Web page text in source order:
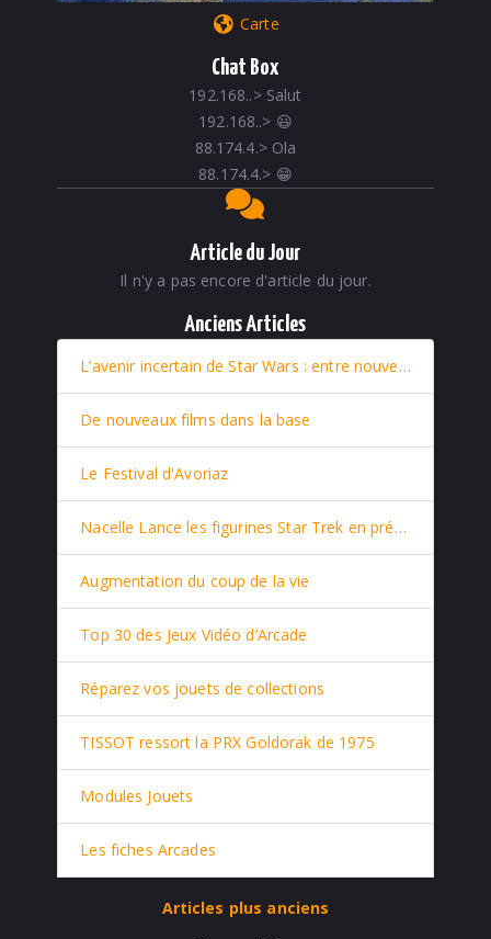
Carte
Chat Box
192.168..> Salut
192.168..> 😃
88.174.4.> Ola
88.174.4.> 😁
Article du Jour
Il n'y a pas encore d'article du jour.
Anciens Articles
L’avenir incertain de Star Wars : entre nouveaux films et retour stratégique de Rey
De nouveaux films dans la base
Le Festival d'Avoriaz
Nacelle Lance les figurines Star Trek en prévente
Augmentation du coup de la vie
Top 30 des Jeux Vidéo d’Arcade
Réparez vos jouets de collections
TISSOT ressort la PRX Goldorak de 1975
Modules Jouets
Les fiches Arcades
Articles plus anciens